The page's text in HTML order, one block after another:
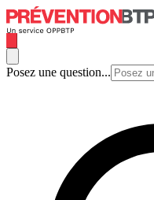
Posez une question...